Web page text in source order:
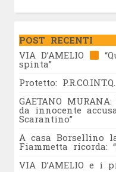
POST RECENTI
VIA D’AMELIO
spinta”
Protetto: P.R.CO.INT.Q.
GAETANO
da innocente
Scarantino”
A casa Borsellino
Fiammetta ricorda:
VIA D’AMELIO e i